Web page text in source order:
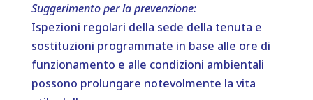
Suggerimento per la prevenzione:
Ispezioni regolari della sede della tenuta e
sostituzioni programmate in base alle ore di
funzionamento e alle condizioni ambientali
possono prolungare notevolmente la vita